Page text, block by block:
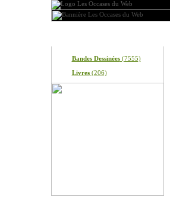
Bandes Dessinées(7555)
Livres(206)